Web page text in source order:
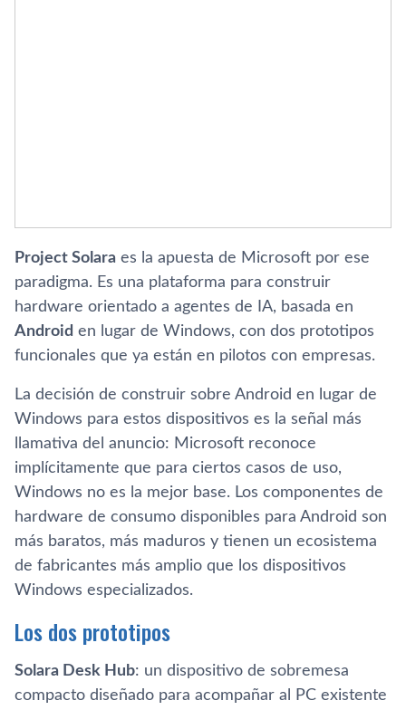
Project Solara es la apuesta de Microsoft por ese
paradigma. Es una plataforma para construir
hardware orientado a agentes de IA, basada en
Android en lugar de Windows, con dos prototipos
funcionales que ya están en pilotos con empresas.
La decisión de construir sobre Android en lugar de
Windows para estos dispositivos es la señal más
llamativa del anuncio: Microsoft reconoce
implícitamente que para ciertos casos de uso,
Windows no es la mejor base. Los componentes de
hardware de consumo disponibles para Android son
más baratos, más maduros y tienen un ecosistema
de fabricantes más amplio que los dispositivos
Windows especializados.
Los dos prototipos
Solara Desk Hub: un dispositivo de sobremesa
compacto diseñado para acompañar al PC existente